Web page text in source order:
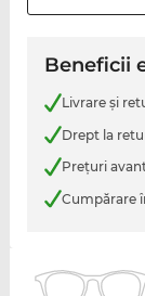
Beneficii
Livrare şi
Drept la
Preţuri
Cumpărare